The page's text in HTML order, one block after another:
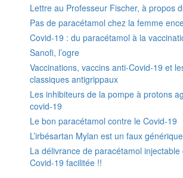
Lettre au Professeur Fischer, à propos
Pas de paracétamol chez la femme
Covid-19 : du paracétamol à la
Sanofi, l’ogre
Vaccinations, vaccins anti-Covid-19 et
classiques antigrippaux
Les inhibiteurs de la pompe à protons
covid-19
Le bon paracétamol contre le Covid-19
L’irbésartan Mylan est un faux
La délivrance de paracétamol injectable
Covid-19 facilitée !!